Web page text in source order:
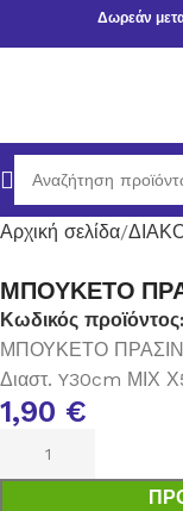
Δωρεάν
Αρχική σελίδα
ΜΠΟΥΚΕΤΟ
Κωδικός προϊόντος:
ΜΠΟΥΚΕΤΟ
Διαστ. Y30cm ΜΙΧ
1,90 €